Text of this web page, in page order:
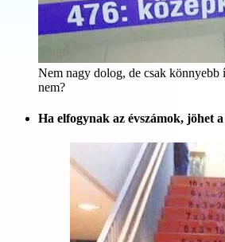
Nem nagy dolog, de csak könnyebb
nem?
Ha elfogynak az évszámok, jöhet